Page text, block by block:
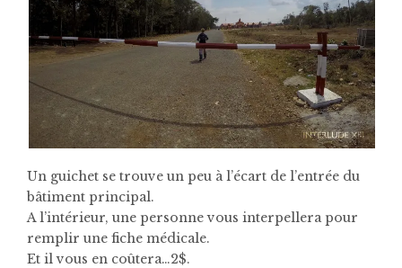
Un guichet se trouve un peu à l’écart de l’entrée du
bâtiment principal.
A l’intérieur, une personne vous interpellera pour
remplir une fiche médicale.
Et il vous en coûtera…2$.